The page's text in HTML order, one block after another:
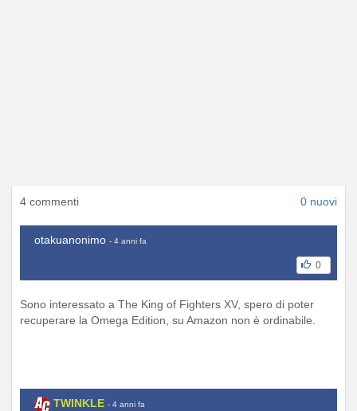
4 commenti 0 nuovi
otakuanonimo - 4 anni fa
0
Sono interessato a The King of Fighters XV, spero di poter
recuperare la Omega Edition, su Amazon non è ordinabile.
TWINKLE - 4 anni fa